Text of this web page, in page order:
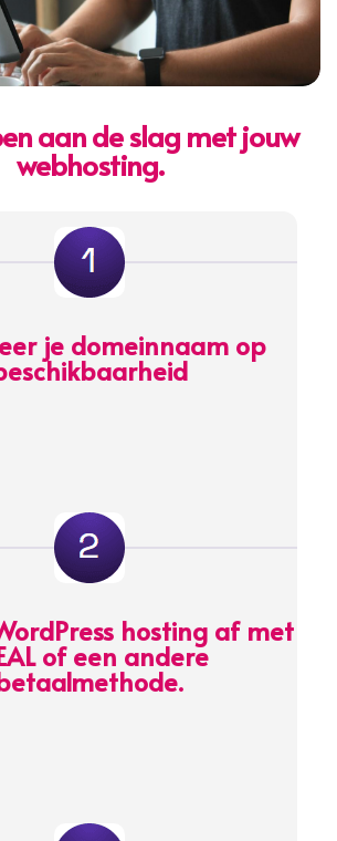
aan de slag met jouw
webhosting.
je domeinnaam op
hosting af met
of een andere